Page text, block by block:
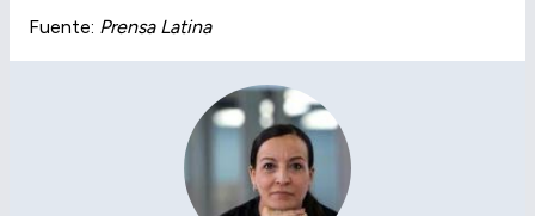
Fuente: Prensa Latina